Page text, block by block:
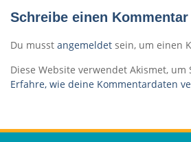
Schreibe einen Kommentar
Du musst angemeldet sein, um einen
Diese Website verwendet Akismet,
Erfahre, wie deine Kommentardaten